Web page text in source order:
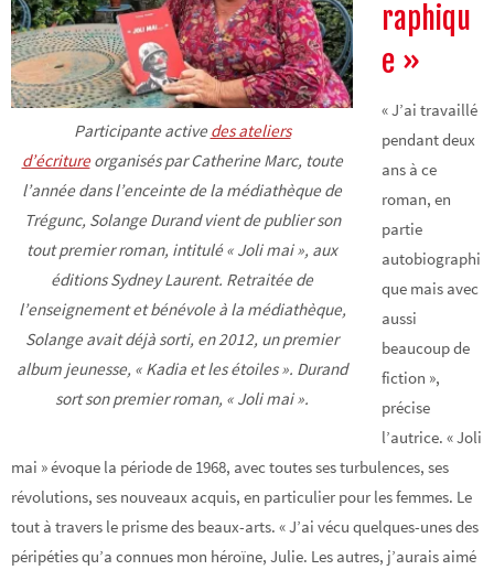
Participante activedes ateliers
d’écritureorganisés par Catherine Marc, toute
l’année dans l’enceinte de la médiathèque de
Trégunc, Solange Durand vient de publier son
tout premier roman, intitulé « Joli mai », aux
éditions Sydney Laurent. Retraitée de
l’enseignement et bénévole à la médiathèque,
Solange avait déjà sorti, en 2012, un premier
album jeunesse, « Kadia et les étoiles ». Durand
sort son premier roman, « Joli mai ».
raphiqu
e »
« J’ai travaillé
pendant deux
ans à ce
roman, en
partie
autobiographi
que mais avec
aussi
beaucoup de
fiction »,
précise
l’autrice. « Joli
mai » évoque la période de 1968, avec toutes ses turbulences, ses
révolutions, ses nouveaux acquis, en particulier pour les femmes. Le
tout à travers le prisme des beaux-arts. « J’ai vécu quelques-unes des
péripéties qu’a connues mon héroïne, Julie. Les autres, j’aurais aimé